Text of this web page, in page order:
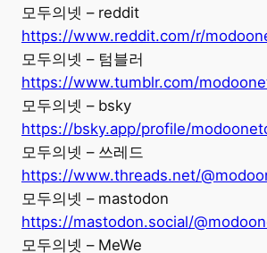
모두의넷 – reddit
https://www.reddit.com/r/
모두의넷 – 텀블러
https://www.tumblr.com/
모두의넷 – bsky
https://bsky.app/profile/
모두의넷 – 쓰레드
https://www.threads.net/
모두의넷 – mastodon
https://mastodon.social/
모두의넷 – MeWe